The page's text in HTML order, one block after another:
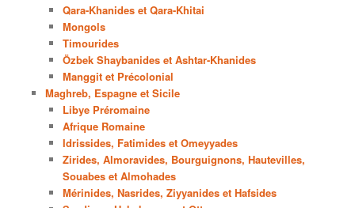
Qara-Khanides et Qara-Khitai
Mongols
Timourides
Özbek Shaybanides et Ashtar-Khanides
Manggit et Précolonial
Maghreb, Espagne et Sicile
Libye Préromaine
Afrique Romaine
Idrissides, Fatimides et Omeyyades
Zirides, Almoravides, Bourguignons, Hautevilles,
Souabes et Almohades
Mérinides, Nasrides, Ziyyanides et Hafsides